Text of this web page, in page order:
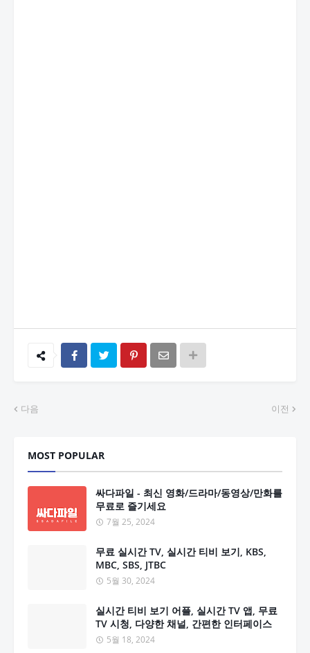
다음 이전
MOST POPULAR
싸다파일 - 최신 영화/드라마/동영상/만화를
무료로 즐기세요
7월 25, 2024
무료 실시간 TV, 실시간 티비 보기, KBS,
MBC, SBS, JTBC
5월 30, 2024
실시간 티비 보기 어플, 실시간 TV 앱, 무료
TV 시청, 다양한 채널, 간편한 인터페이스
5월 18, 2024